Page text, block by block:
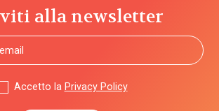
alla newsletter
Accetto la Privacy Policy